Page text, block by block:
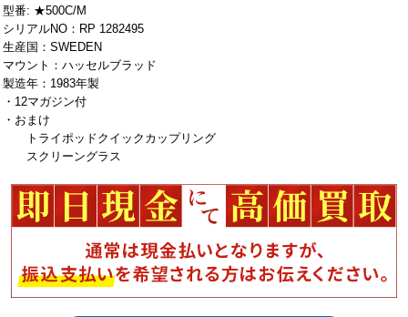
型番: ★500C/M
シリアルNO：RP 1282495
生産国：SWEDEN
マウント：ハッセルブラッド
製造年：1983年製
・12マガジン付
・おまけ
トライポッドクイックカップリング
スクリーングラス